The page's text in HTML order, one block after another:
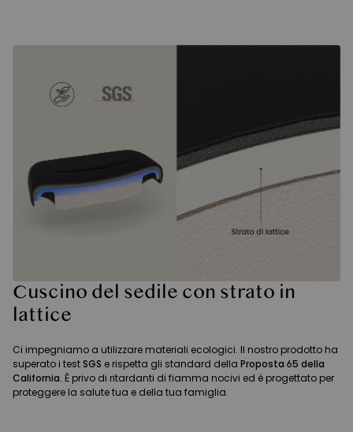
Cuscino del sedile con strato in
lattice
Ci impegniamo a utilizzare materiali ecologici. Il nostro prodotto ha
superato i testSGS e rispetta gli standard della Proposta 65 della
California. È privo di ritardanti di fiamma nocivi ed è progettato per
proteggere la salute tua e della tua famiglia.